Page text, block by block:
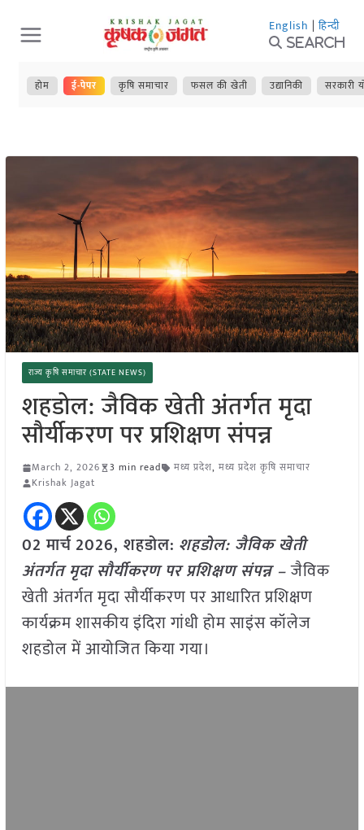
Skip
to
content
English | हिन्दी
Search
होम ई-पेपर कृषि समाचार फसल की खेती उद्यानिकी सरकारी
राज्य कृषि समाचार (STATE NEWS)
शहडोल: जैविक खेती अंतर्गत मृदा
सौर्यीकरण पर प्रशिक्षण संपन्न
March 2, 2026 3 min read मध्य प्रदेश, मध्य प्रदेश कृषि समाचार
Krishak Jagat
02 मार्च2026, शहडोल: शहडोल: जैविक खेती
अंतर्गत मृदा सौर्यीकरण पर प्रशिक्षण संपन्न –जैविक
खेती अंतर्गत मृदा सौर्यीकरण पर आधारित प्रशिक्षण
कार्यक्रम शासकीय इंदिरा गांधी होम साइंस कॉलेज
शहडोल में आयोजित किया गया।